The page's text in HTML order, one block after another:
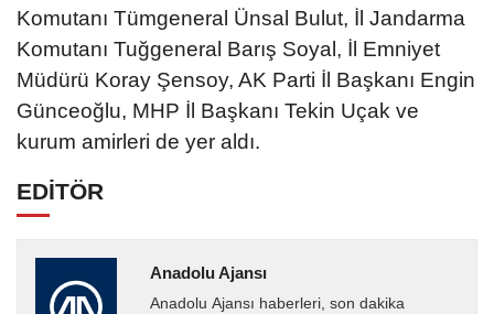
Komutanı Tümgeneral Ünsal Bulut, İl Jandarma
Komutanı Tuğgeneral Barış Soyal, İl Emniyet
Müdürü Koray Şensoy, AK Parti İl Başkanı Engin
Günceoğlu, MHP İl Başkanı Tekin Uçak ve
kurum amirleri de yer aldı.
EDİTÖR
Anadolu Ajansı
Anadolu Ajansı haberleri, son dakika